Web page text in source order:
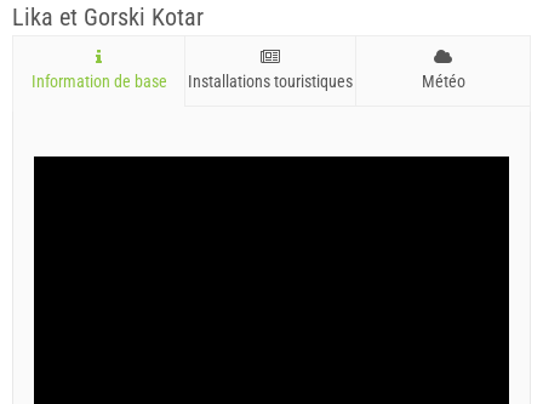
Lika et Gorski Kotar
Information de base Installations touristiques Météo